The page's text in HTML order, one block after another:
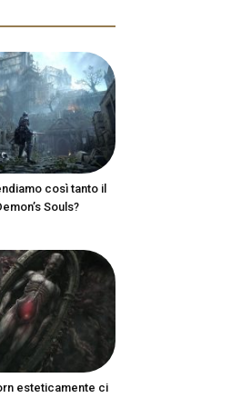
così tanto il
Souls?
esteticamente ci